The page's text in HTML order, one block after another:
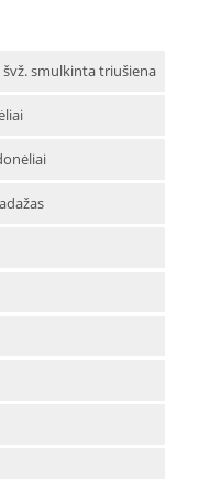
smulkinta triušiena